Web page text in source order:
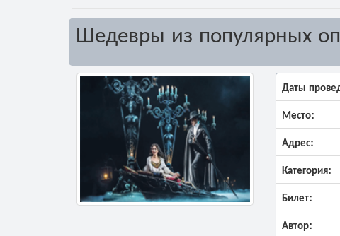
Шедевры из популярных
Даты
Место:
Адрес:
Категория:
Билет:
Автор: